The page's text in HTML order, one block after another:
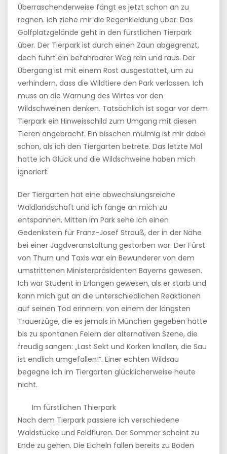
Überraschenderweise fängt es jetzt schon an zu
regnen. Ich ziehe mir die Regenkleidung über. Das
Golfplatzgelände geht in den fürstlichen Tierpark
über. Der Tierpark ist durch einen Zaun abgegrenzt,
doch führt ein befahrbarer Weg rein und raus. Der
Übergang ist mit einem Rost ausgestattet, um zu
verhindern, dass die Wildtiere den Park verlassen. Ich
muss an die Warnung des Wirtes vor den
Wildschweinen denken. Tatsächlich ist sogar vor dem
Tierpark ein Hinweisschild zum Umgang mit diesen
Tieren angebracht. Ein bisschen mulmig ist mir dabei
schon, als ich den Tiergarten betrete. Das letzte Mal
hatte ich Glück und die Wildschweine haben mich
ignoriert.
Der Tiergarten hat eine abwechslungsreiche
Waldlandschaft und ich fange an mich zu
entspannen. Mitten im Park sehe ich einen
Gedenkstein für Franz-Josef Strauß, der in der Nähe
bei einer Jagdveranstaltung gestorben war. Der Fürst
von Thurn und Taxis war ein Bewunderer von dem
umstrittenen Ministerpräsidenten Bayerns gewesen.
Ich war Student in Erlangen gewesen, als er starb und
kann mich gut an die unterschiedlichen Reaktionen
auf seinen Tod erinnern: von einem der längsten
Trauerzüge, die es jemals in München gegeben hatte
bis zu spontanen Feiern der alternativen Szene, die
freudig sangen: „Last Sekt und Korken knallen, die Sau
ist endlich umgefallen!“. Einer echten Wildsau
begegne ich im Tiergarten glücklicherweise heute
nicht.
Im fürstlichen Thierpark
Nach dem Tierpark passiere ich verschiedene
Waldstücke und Feldfluren. Der Sommer scheint zu
Ende zu gehen. Die Eicheln fallen bereits zu Boden